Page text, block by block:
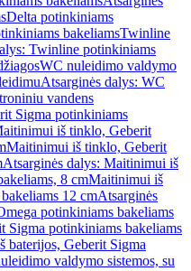
Delta potinkiniams
bakeliamsTwinline
Twinline potinkiniams
WC nuleidimo valdymo
Atsarginės dalys: WC
vandens
Sigma potinkiniams
iš tinklo, Geberit
Maitinimui iš tinklo, Geberit
Atsarginės dalys: Maitinimui iš
8 cmMaitinimui iš
12 cmAtsarginės
potinkiniams bakeliams
Sigma potinkiniams bakeliams
baterijos, Geberit Sigma
valdymo sistemos, su